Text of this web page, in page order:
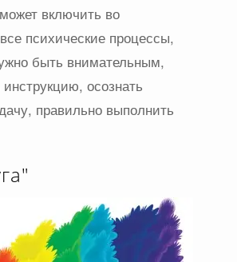
включить во
психические процессы,
быть внимательным,
осознать
правильно выполнить